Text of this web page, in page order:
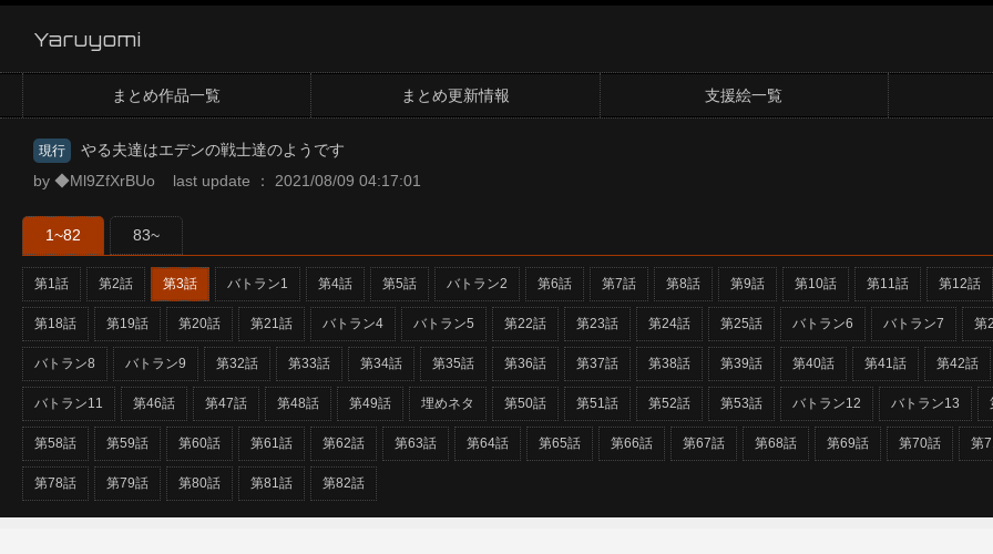
Yaruyomi
まとめ作品一覧 まとめ更新情報 支援絵一覧
現行
やる夫達はエデンの戦士達のようです
by ◆Ml9ZfXrBUo last update ： 2021/08/09 04:17:01
1~82 83~
第1話 第2話 第3話 バトラン1 第4話 第5話 バトラン2 第6話 第7話 第8話 第9話 第10話 第11話 第12話
第18話 第19話 第20話 第21話 バトラン4 バトラン5 第22話 第23話 第24話 第25話 バトラン6 バトラン7 第
バトラン8 バトラン9 第32話 第33話 第34話 第35話 第36話 第37話 第38話 第39話 第40話 第41話 第42話
バトラン11 第46話 第47話 第48話 第49話 埋めネタ 第50話 第51話 第52話 第53話 バトラン12 バトラン13
第58話 第59話 第60話 第61話 第62話 第63話 第64話 第65話 第66話 第67話 第68話 第69話 第70話 第
第78話 第79話 第80話 第81話 第82話